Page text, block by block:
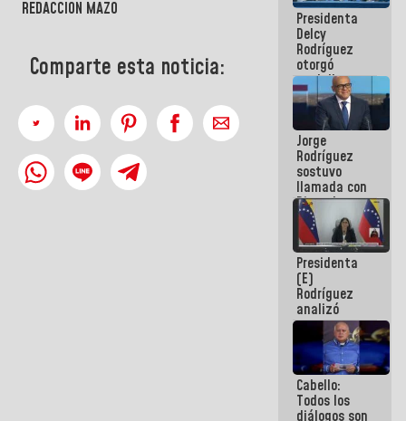
REDACCIÓN MAZO
Comparte esta noticia:
para
abordar
planes de
acción
Presidenta
Delcy
Rodríguez
otorgó
medalla
"Héroe de
Venezuela"
a servidores
públicos
Jorge
Rodríguez
sostuvo
llamada con
Dinorah
Figuera y
acuerdan
primer
encuentro
presencial
para el
diálogo
Presidenta
(E)
Rodríguez
analizó
junto a
gobernadores
planes de
recuperación
del Sistema
Eléctrico
Cabello:
Todos los
diálogos son